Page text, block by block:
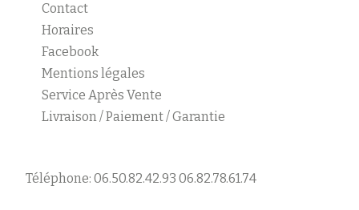
Contact
Horaires
Facebook
Mentions légales
Service Après Vente
Livraison / Paiement / Garantie
Téléphone: 06.50.82.42.93 06.82.78.61.74